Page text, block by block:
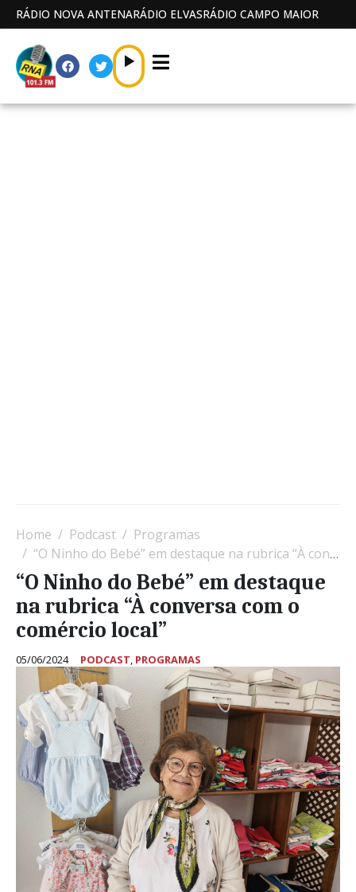
RÁDIO NOVA ANTENARÁDIO ELVASRÁDIO CAMPO MAIOR
Home Podcast
Programas
“O Ninho do Bebé” em destaque na rubrica “À conversa com o comércio local”
“O Ninho do Bebé” em destaque
na rubrica “À conversa com o
comércio local”
05/06/2024 PODCAST, PROGRAMAS